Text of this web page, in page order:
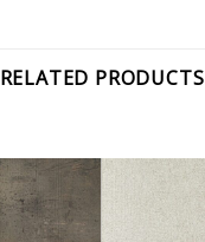
RELATED PRODUCTS